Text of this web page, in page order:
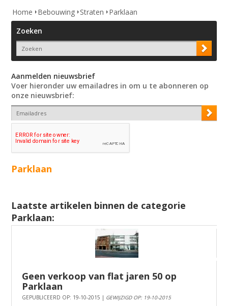
Home
Bebouwing Straten
Parklaan
Zoeken
Aanmelden nieuwsbrief
Voer hieronder uw emailadres in om u te abonneren op
onze nieuwsbrief:
Parklaan
Laatste artikelen binnen de categorie
Parklaan:
Geen verkoop van flat jaren 50 op
Parklaan
GEPUBLICEERD OP: 19-10-2015 | GEWIJZIGD OP: 19-10-2015